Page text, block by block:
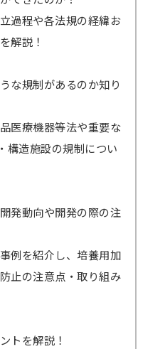
過程や各法規の経緯お
解説！
な規制があるのか知り
医療機器等法や重要な
構造施設の規制につい
発動向や開発の際の注
例を紹介し、培養用加
止の注意点・取り組み
トを解説！